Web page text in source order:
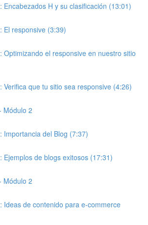
Encabezados H y su clasificación (13:01)
El responsive (3:39)
Optimizando el responsive en nuestro sitio
Verifica que tu sitio sea responsive (4:26)
Módulo 2
Importancia del Blog (7:37)
Ejemplos de blogs exitosos (17:31)
Módulo 2
Ideas de contenido para e-commerce